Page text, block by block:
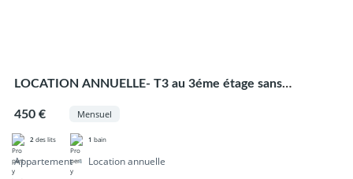
LOCATION ANNUELLE- T3 au 3éme étage sans
450 €
Mensuel
2 des lits 1 bain
Appartement Location annuelle